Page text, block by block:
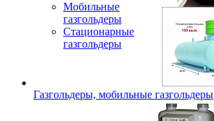
Мобильные
газгольдеры
Стационарные
газгольдеры
Газгольдеры, мобильные газгольдеры